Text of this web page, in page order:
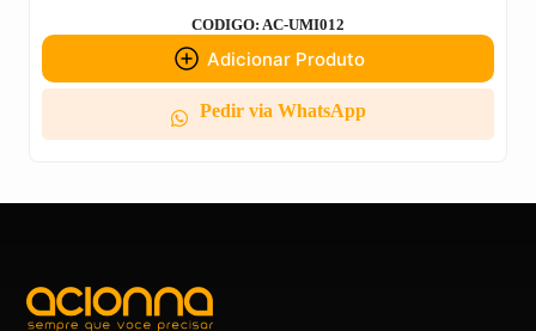
CODIGO: AC-UMI012
Adicionar Produto
Pedir via WhatsApp